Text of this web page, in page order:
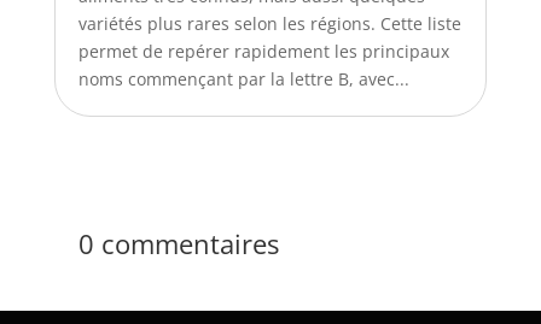
variétés plus rares selon les régions. Cette liste
permet de repérer rapidement les principaux
noms commençant par la lettre B, avec...
0 commentaires